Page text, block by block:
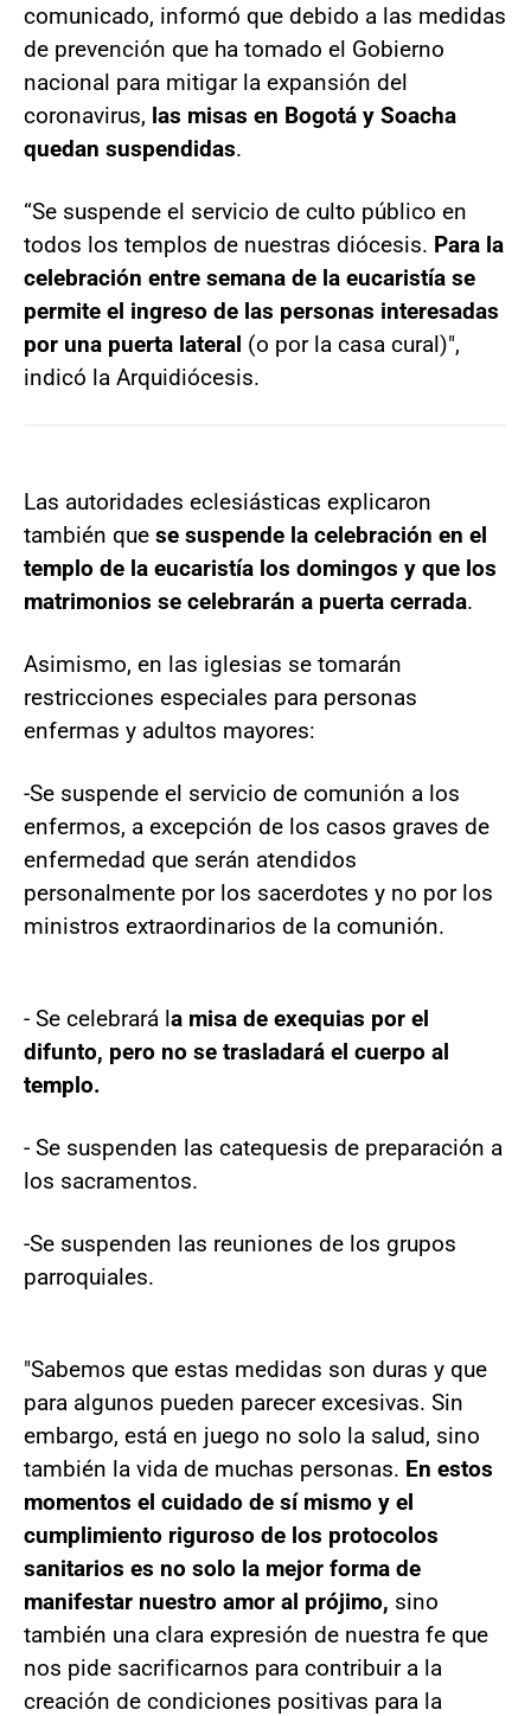
comunicado, informó que debido a las medidas
de prevención que ha tomado el Gobierno
nacional para mitigar la expansión del
coronavirus, las misas en Bogotá y Soacha
quedan suspendidas.
“Se suspende el servicio de culto público en
todos los templos de nuestras diócesis. Para la
celebración entre semana de la eucaristía se
permite el ingreso de las personas interesadas
por una puerta lateral (o por la casa cural)",
indicó la Arquidiócesis.
Las autoridades eclesiásticas explicaron
también que se suspende la celebración en el
templo de la eucaristía los domingos y que los
matrimonios se celebrarán a puerta cerrada.
Asimismo, en las iglesias se tomarán
restricciones especiales para personas
enfermas y adultos mayores:
-Se suspende el servicio de comunión a los
enfermos, a excepción de los casos graves de
enfermedad que serán atendidos
personalmente por los sacerdotes y no por los
ministros extraordinarios de la comunión.
- Se celebrará la misa de exequias por el
difunto, pero no se trasladará el cuerpo al
templo.
- Se suspenden las catequesis de preparación a
los sacramentos.
-Se suspenden las reuniones de los grupos
parroquiales.
"Sabemos que estas medidas son duras y que
para algunos pueden parecer excesivas. Sin
embargo, está en juego no solo la salud, sino
también la vida de muchas personas. En estos
momentos el cuidado de sí mismo y el
cumplimiento riguroso de los protocolos
sanitarios es no solo la mejor forma de
manifestar nuestro amor al prójimo, sino
también una clara expresión de nuestra fe que
nos pide sacrificarnos para contribuir a la
creación de condiciones positivas para la